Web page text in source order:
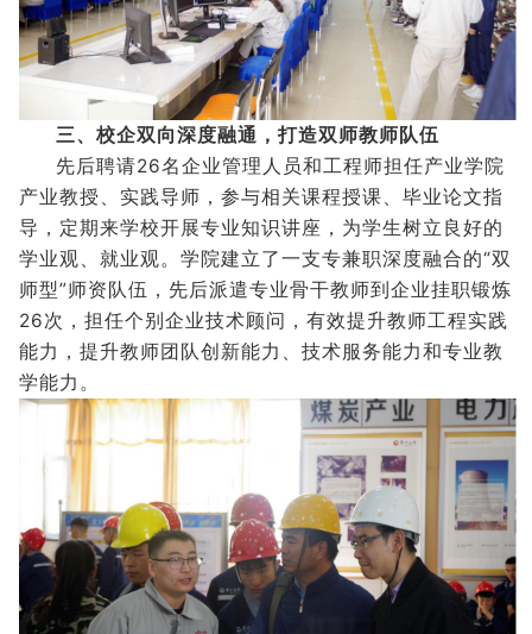
三、校企双向深度融通，打造双师教师队伍
先后聘请26名企业管理人员和工程师担任产业学院
产业教授、实践导师，参与相关课程授课、毕业论文指
导，定期来学校开展专业知识讲座，为学生树立良好的
学业观、就业观。学院建立了一支专兼职深度融合的“双
师型”师资队伍，先后派遣专业骨干教师到企业挂职锻炼
26次，担任个别企业技术顾问，有效提升教师工程实践
能力，提升教师团队创新能力、技术服务能力和专业教
学能力。